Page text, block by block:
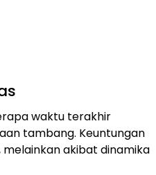
waktu terakhir
tambang. Keuntungan
melainkan akibat dinamika